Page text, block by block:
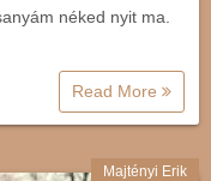
néked nyit ma.
Read More
Majtényi Erik